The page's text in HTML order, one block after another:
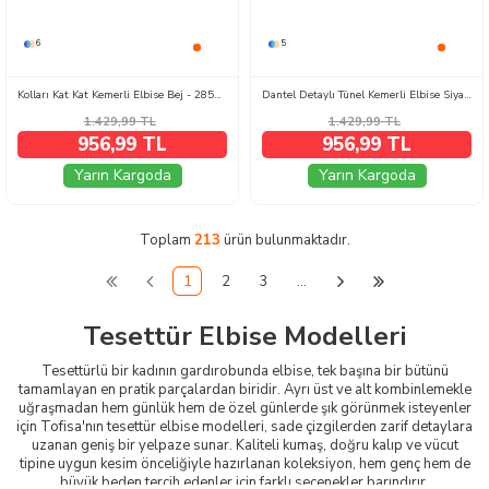
6
Kolları Kat Kat Kemerli Elbise Bej - 28567-BEJ
1.429,99TL
956,99 TL
Yarın Kargoda
5
Dantel Detaylı Tünel Kemerli Elbise Siyah - 28542-SIYAH
1.429,99TL
956,99 TL
Yarın Kargoda
Toplam 213 ürün bulunmaktadır.
1 2 3 …
Tesettür Elbise Modelleri
Tesettürlü bir kadının gardırobunda elbise, tek başına bir bütünü
tamamlayan en pratik parçalardan biridir. Ayrı üst ve alt kombinlemekle
uğraşmadan hem günlük hem de özel günlerde şık görünmek isteyenler
için Tofisa'nın tesettür elbise modelleri, sade çizgilerden zarif detaylara
uzanan geniş bir yelpaze sunar. Kaliteli kumaş, doğru kalıp ve vücut
tipine uygun kesim önceliğiyle hazırlanan koleksiyon, hem genç hem de
büyük beden tercih edenler için farklı seçenekler barındırır.